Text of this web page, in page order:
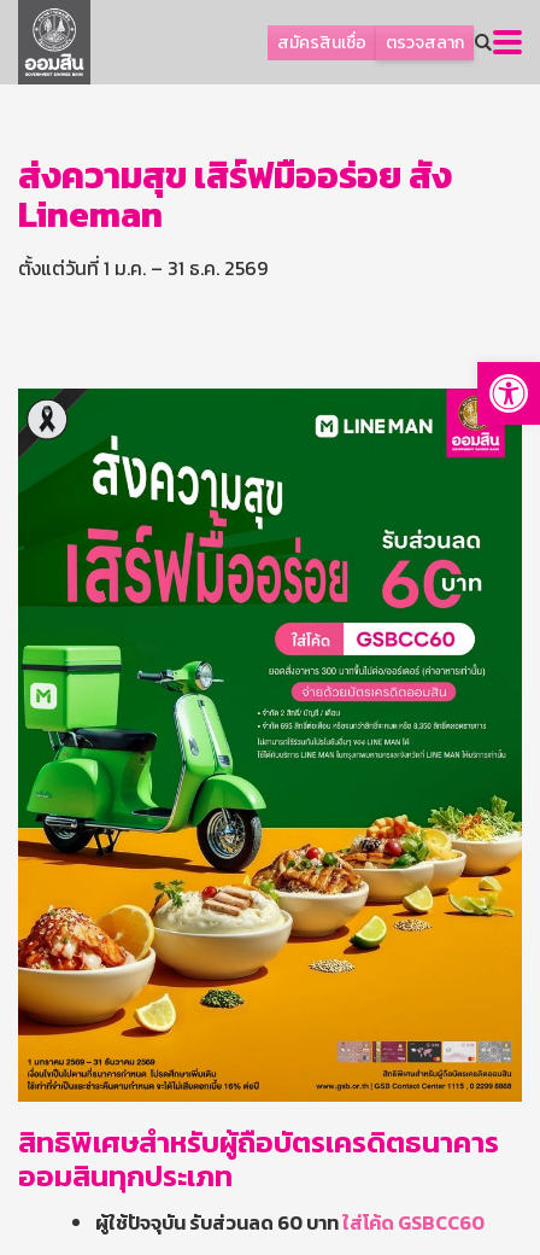
สมัครสินเชื่อ ตรวจสลาก
ลูกค้าธุรกิจ
ลูกค้าผู้ประกอบรายย่อย
เกี่ยวกับธนาคาร
ติดต่อเรา
บริการออนไลน์
TH
EN
GSB Society
ส่งความสุข เสิร์ฟมื้ออร่อย สั่ง
Lineman
ตั้งแต่วันที่ 1 ม.ค. – 31 ธ.ค. 2569
สิทธิพิเศษสำหรับผู้ถือบัตรเครดิตธนาคาร
ออมสินทุกประเภท
ผู้ใช้ปัจจุบันรับส่วนลด 60 บาทใส่โค้ด GSBCC60